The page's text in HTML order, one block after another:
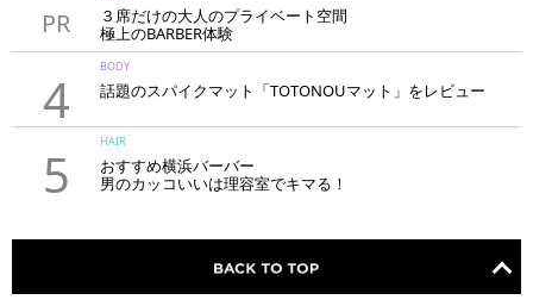
PR
３席だけの大人のプライベート空間
極上のBARBER体験
「LAVIE NEW STANDARD BARBER HANARE新宿店」
4
BODY
話題のスパイクマット「TOTONOUマット」をレビュー
5
HAIR
おすすめ横浜バーバー
男のカッコいいは理容室でキマる！